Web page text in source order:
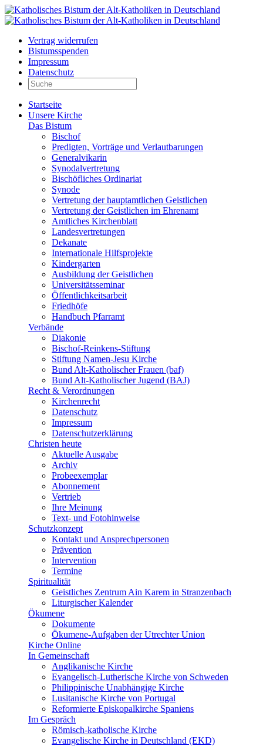
Vertrag widerrufen
Bistumsspenden
Impressum
Datenschutz
Startseite
Unsere Kirche
Das Bistum
Bischof
Predigten, Vorträge und Verlautbarungen
Generalvikarin
Synodalvertretung
Bischöfliches Ordinariat
Synode
Vertretung der hauptamtlichen Geistlichen
Vertretung der Geistlichen im Ehrenamt
Amtliches Kirchenblatt
Landesvertretungen
Dekanate
Internationale Hilfsprojekte
Kindergarten
Ausbildung der Geistlichen
Universitätsseminar
Öffentlichkeitsarbeit
Friedhöfe
Handbuch Pfarramt
Verbände
Diakonie
Bischof-Reinkens-Stiftung
Stiftung Namen-Jesu Kirche
Bund Alt-Katholischer Frauen (baf)
Bund Alt-Katholischer Jugend (BAJ)
Recht & Verordnungen
Kirchenrecht
Datenschutz
Impressum
Datenschutzerklärung
Christen heute
Aktuelle Ausgabe
Archiv
Probeexemplar
Abonnement
Vertrieb
Ihre Meinung
Text- und Fotohinweise
Schutzkonzept
Kontakt und Ansprechpersonen
Prävention
Intervention
Termine
Spiritualität
Geistliches Zentrum Ain Karem in Stranzenbach
Liturgischer Kalender
Ökumene
Dokumente
Ökumene-Aufgaben der Utrechter Union
Kirche Online
In Gemeinschaft
Anglikanische Kirche
Evangelisch-Lutherische Kirche von Schweden
Philippinische Unabhängige Kirche
Lusitanische Kirche von Portugal
Reformierte Episkopalkirche Spaniens
Im Gespräch
Römisch-katholische Kirche
Evangelische Kirche in Deutschland (EKD)